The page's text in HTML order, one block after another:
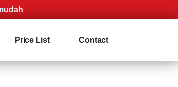
Price List Contact